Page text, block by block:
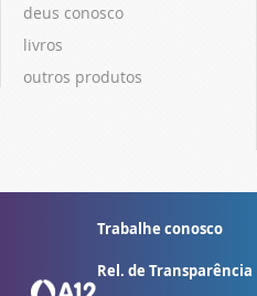
deus conosco
livros
outros produtos
Trabalhe conosco
Rel. de Transparência